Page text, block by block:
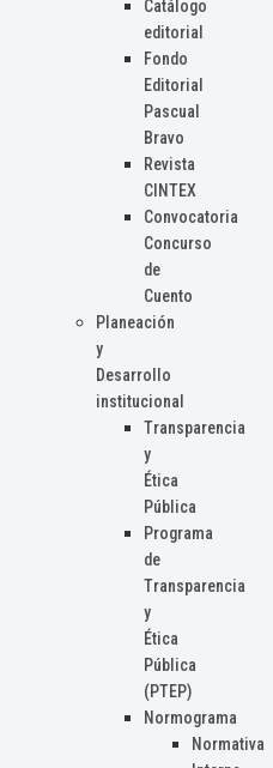
Catálogo
editorial
Fondo
Editorial
Pascual
Bravo
Revista
CINTEX
Convocatoria
Concurso
de
Cuento
Planeación
y
Desarrollo
institucional
Transparencia
y
Ética
Pública
Programa
de
Transparencia
y
Ética
Pública
(PTEP)
Normograma
Normativa